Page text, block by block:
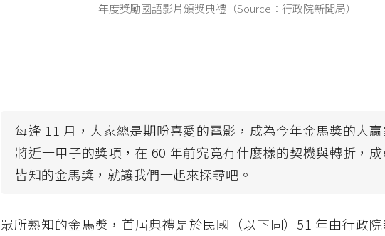
年度獎勵國語影片頒獎典禮（Source：行政院新聞局）
每逢 11 月，大家總是期盼喜愛的電影，成為今年金馬獎的大
將近一甲子的獎項，在 60 年前究竟有什麼樣的契機與轉折，
皆知的金馬獎，就讓我們一起來探尋吧。
眾所熟知的金馬獎，首屆典禮是於民國（以下同）51 年由行政